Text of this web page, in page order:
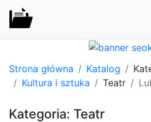
Strona główna Katalog
Kultura i sztuka
Teatr
Kategoria: Teatr